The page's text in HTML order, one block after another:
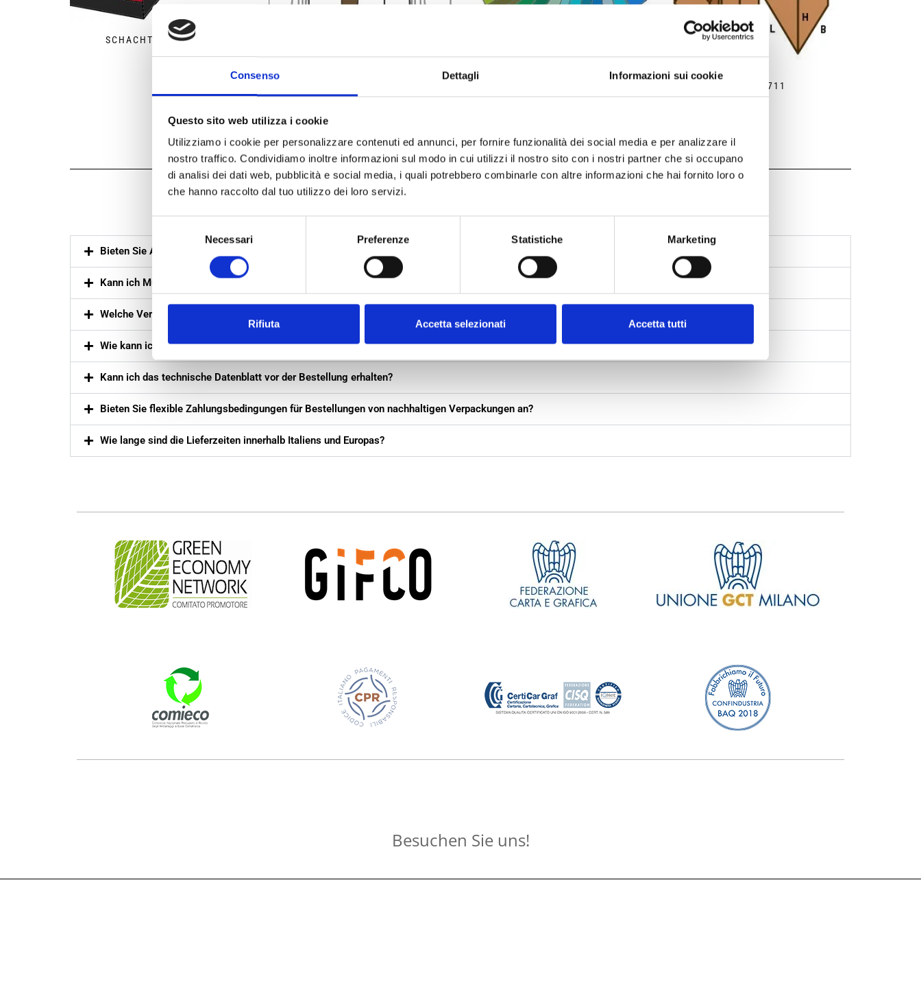
Consenso Dettagli Informazioni sui cookie
Questo sito web utilizza i cookie
Utilizziamo i cookie per personalizzare contenuti ed annunci, per fornire funzionalità dei social media e per analizzare il
nostro traffico. Condividiamo inoltre informazioni sul modo in cui utilizzi il nostro sito con i nostri partner che si occupano
di analisi dei dati web, pubblicità e social media, i quali potrebbero combinarle con altre informazioni che hai fornito loro o
che hanno raccolto dal tuo utilizzo dei loro servizi.
del
consenso
Necessari Preferenze Statistiche Marketing
Rifiuta Accetta selezionati Accetta tutti
SCHACHTELN SPEZIAL
FEFCO 711
Frequently Asked Questions – BOTTA EcoPackaging
Bieten Sie Angebote für nachhaltige Verpackungen gemäß EXW-, DAP- oder DDP-Konditionen an?
Kann ich Muster von umweltfreundlichen Verpackungen zum Testen erhalten, wenn ich mich außerhalb Italiens befinde?
Welche Verpackungsgrößen sind verfügbar? Bieten Sie Sondergrößen an?
Wie kann ich ein Angebot für umweltfreundliche Verpackungen erhalten, wenn ich noch nicht alle Details habe?
Kann ich das technische Datenblatt vor der Bestellung erhalten?
Bieten Sie flexible Zahlungsbedingungen für Bestellungen von nachhaltigen Verpackungen an?
Wie lange sind die Lieferzeiten innerhalb Italiens und Europas?
Besuchen Sie uns!